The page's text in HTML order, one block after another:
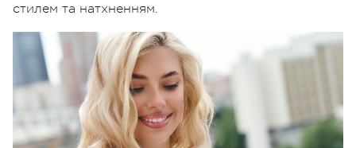
стилем та натхненням.